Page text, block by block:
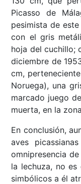
Picasso de
pesimista de
con el gris
hoja del cuchillo;
diciembre de
cm,
Noruega), una
marcado juego
muerta, en la
En conclusión,
aves
omnipresencia
la lechuza, no es
simbólicos a él